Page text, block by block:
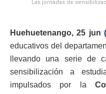
Las jornadas de
Huehuetenango, 25 jun
educativos del
llevando una serie de
sensibilización a
impulsados por la